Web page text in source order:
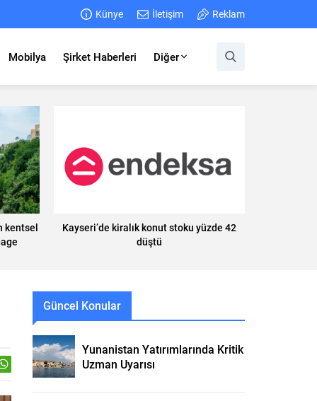
Künye İletişim Reklam
Mobilya Şirket Haberleri Diğer
kentsel
Kayseri’de kiralık konut stoku yüzde 42
düştü
Güncel Konular
Yunanistan Yatırımlarında Kritik
Uzman Uyarısı